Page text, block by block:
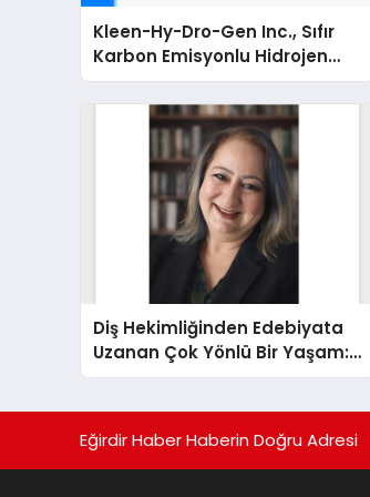
Kleen-Hy-Dro-Gen Inc., Sıfır
Karbon Emisyonlu Hidrojen
Isıtma Teknolojisinde ISO ve
TSSA Düzenleyici Onaylarını
Diş Hekimliğinden Edebiyata
Uzanan Çok Yönlü Bir Yaşam:
Yeşim Şahin Yaman
Eğirdir Haber Haberin Doğru Adresi